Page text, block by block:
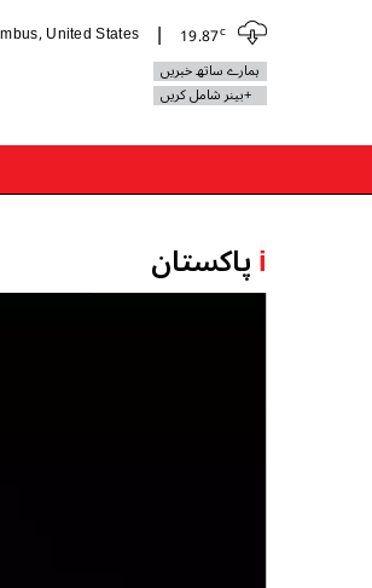
19.87c
United States
ہمارے ساتھ خبریں
+بینر شامل کریں
iپاکستان